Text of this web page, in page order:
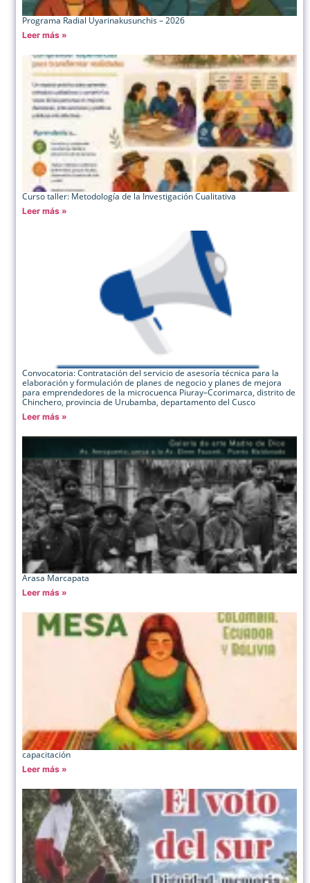
Programa Radial Uyarinakusunchis – 2026
Leer más »
Curso taller: Metodología de la Investigación Cualitativa
Leer más »
Convocatoria: Contratación del servicio de asesoría técnica para la
elaboración y formulación de planes de negocio y planes de mejora
para emprendedores de la microcuenca Piuray–Ccorimarca, distrito de
Chinchero, provincia de Urubamba, departamento del Cusco
Leer más »
Arasa Marcapata
Leer más »
capacitación
Leer más »